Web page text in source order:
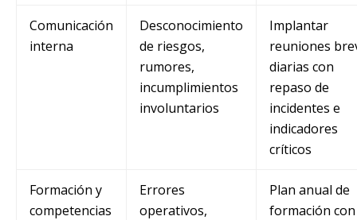
Comunicación
interna
Desconocimiento
de riesgos,
rumores,
incumplimientos
involuntarios
Implantar
reuniones
diarias con
repaso de
incidentes e
indicadores
críticos
Formación y
competencias
Errores
operativos,
Plan anual de
formación con